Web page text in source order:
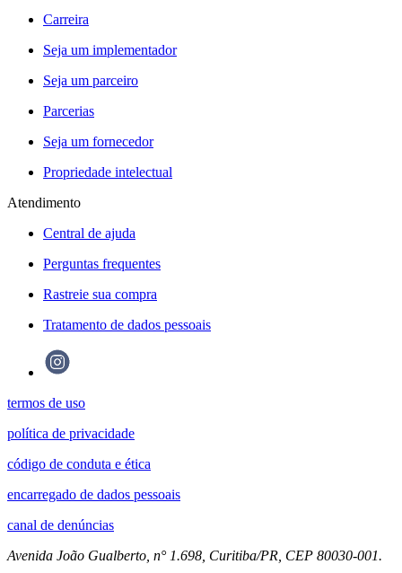
Carreira
Seja um implementador
Seja um parceiro
Parcerias
Seja um fornecedor
Propriedade intelectual
Atendimento
Central de ajuda
Perguntas frequentes
Rastreie sua compra
Tratamento de dados pessoais
termos de uso
política de privacidade
código de conduta e ética
encarregado de dados pessoais
canal de denúncias
Avenida João Gualberto, n° 1.698, Curitiba/PR, CEP 80030-001.